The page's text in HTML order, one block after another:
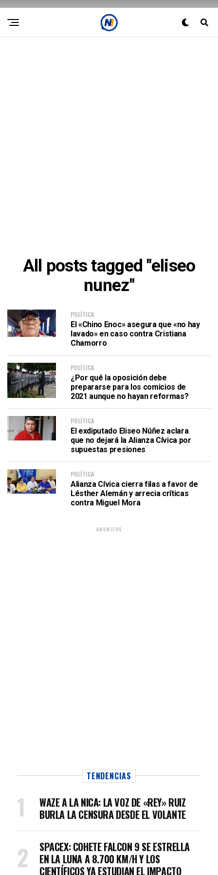
All posts tagged "eliseo
nunez"
POLÍTICA
El «Chino Enoc» asegura que «no hay
lavado» en caso contra Cristiana
Chamorro
POLÍTICA
¿Por qué la oposición debe
prepararse para los comicios de
2021 aunque no hayan reformas?
POLÍTICA
El exdiputado Eliseo Núñez aclara
que no dejará la Alianza Cívica por
supuestas presiones
POLÍTICA
Alianza Cívica cierra filas a favor de
Lésther Alemán y arrecia críticas
contra Miguel Mora
ANUNCIOS
TENDENCIAS
WAZE A LA NICA: LA VOZ DE «REY» RUIZ
BURLA LA CENSURA DESDE EL VOLANTE
SPACEX: COHETE FALCON 9 SE ESTRELLA
EN LA LUNA A 8.700 KM/H Y LOS
CIENTÍFICOS YA ESTUDIAN EL IMPACTO